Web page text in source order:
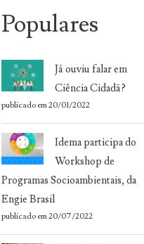
Populares
Já ouviu falar em
Ciência Cidadã?
publicado em 20/01/2022
Idema participa do
Workshop de
Programas Socioambientais, da
Engie Brasil
publicado em 20/07/2022